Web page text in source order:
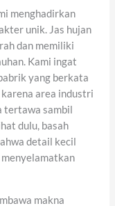
menghadirkan
unik. Jas hujan
dan memiliki
Kami ingat
yang berkata
area industri
tertawa sambil
dulu, basah
detail kecil
makna